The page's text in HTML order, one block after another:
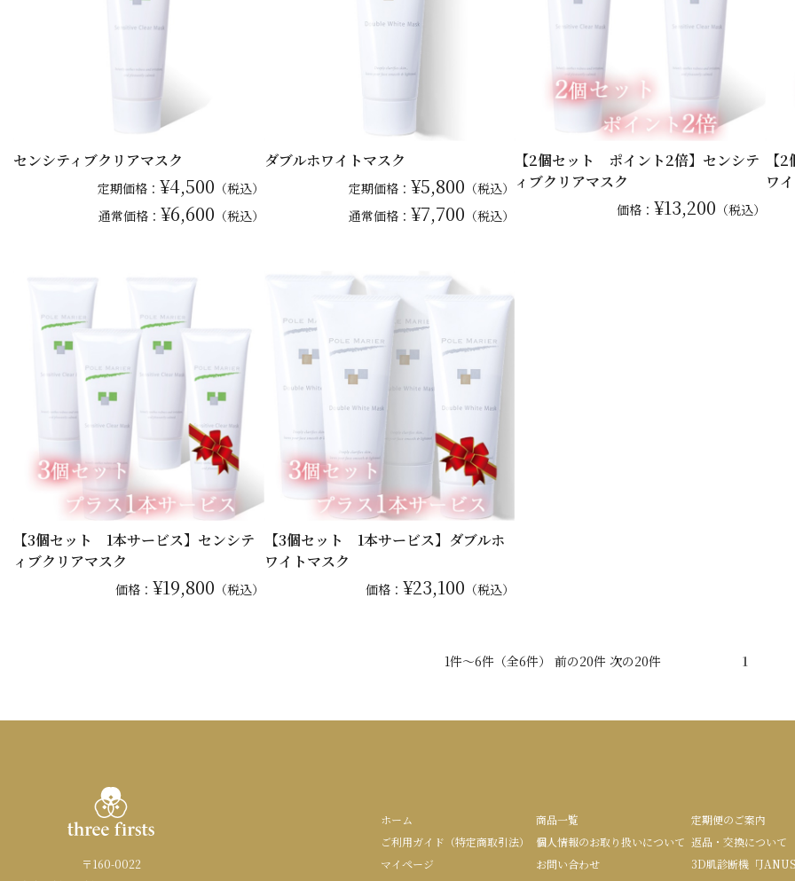
センシティブクリアマスク
定期価格： ¥4,500 （税込）
通常価格： ¥6,600 （税込）
ダブルホワイトマスク
定期価格： ¥5,800 （税込）
通常価格： ¥7,700 （税込）
【2個セット ポイント2倍】センシテ
ィブクリアマスク
価格： ¥13,200 （税込）
【
ワ
【3個セット 1本サービス】センシテ
ィブクリアマスク
価格： ¥19,800 （税込）
【3個セット 1本サービス】ダブルホ
ワイトマスク
価格： ¥23,100 （税込）
1件～6件（全6件） 前の20件 次の20件 1
〒160-0022
ホーム 商品一覧
定期便のご案内
ご利用ガイド（特定商取引法）
個人情報のお取り扱いについて 返品・交換について
マイページ
お問い合わせ 3D肌診断機「